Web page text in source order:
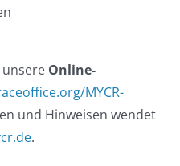
Online-
MYCR-
und Hinweisen wendet
.